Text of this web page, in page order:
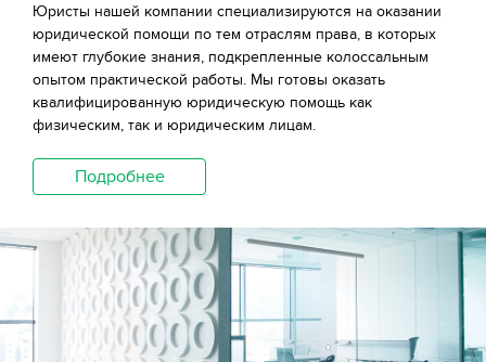
Юристы нашей компании специализируются на оказании
юридической помощи по тем отраслям права, в которых
имеют глубокие знания, подкрепленные колоссальным
опытом практической работы. Мы готовы оказать
квалифицированную юридическую помощь как
физическим, так и юридическим лицам.
Подробнее